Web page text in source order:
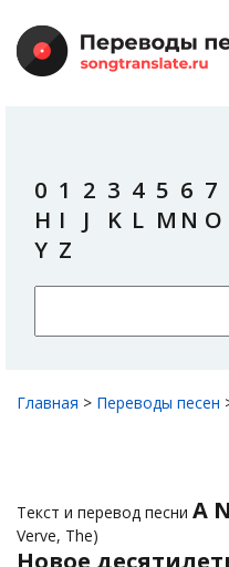
0 1 2 3 4 5 6 7
H I J K L M N O
Y Z
Главная > Переводы песен
Текст и перевод песни A
Verve, The)
Новое